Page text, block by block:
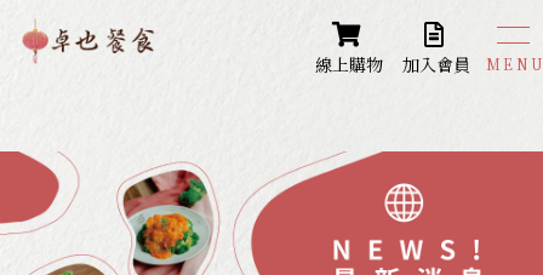
線上購物 加入會員
卓也餐食
苗栗-藍庄咖啡